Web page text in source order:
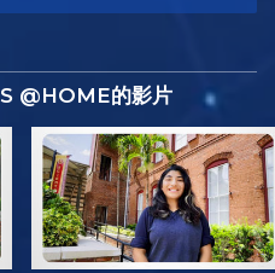
S @HOME的影片